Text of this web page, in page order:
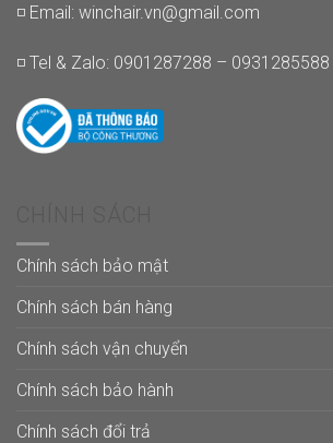
◽ Email: winchair.vn@gmail.com
◽ Tel & Zalo: 0901287288 – 0931285588
Chính sách bảo mật
Chính sách bán hàng
Chính sách vận chuyển
Chính sách bảo hành
Chính sách đổi trả